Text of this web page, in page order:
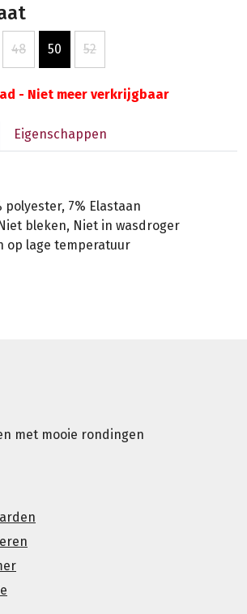
48 50 52
- Niet meer verkrijgbaar
Eigenschappen
polyester, 7% Elastaan
bleken, Niet in wasdroger
op lage temperatuur
met mooie rondingen